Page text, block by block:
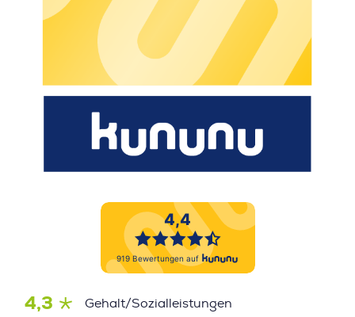
4,3 Gehalt/Sozialleistungen